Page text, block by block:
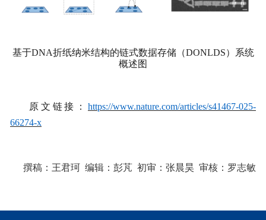
基于DNA折纸纳米结构的链式数据存储（DONLDS）系统
概述图
原文链接： https://www.nature.com/articles/s41467-025-
66274-x
撰稿： 王君珂 编辑： 彭芃 初审：张晨昊 审核： 罗志敏